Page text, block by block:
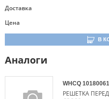
Доставка
Цена
В
Аналоги
WHCQ
РЕШЕТКА